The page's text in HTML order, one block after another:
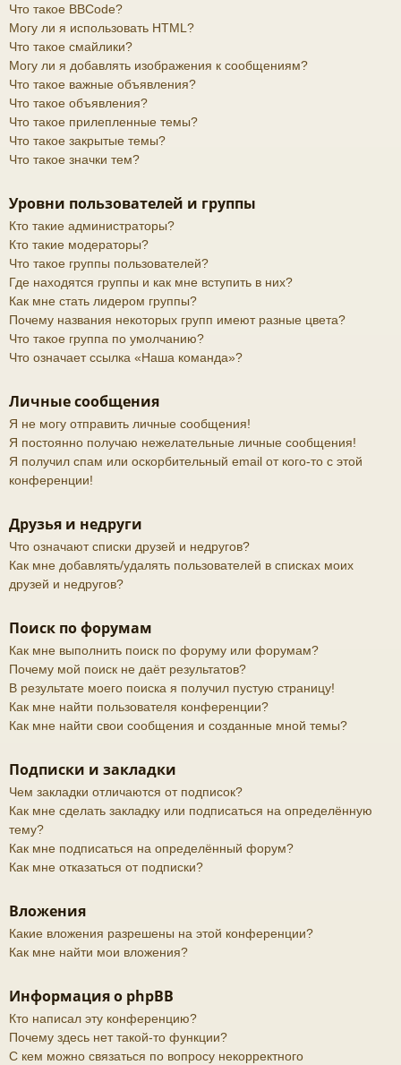
Что такое BBCode?
Могу ли я использовать HTML?
Что такое смайлики?
Могу ли я добавлять изображения к сообщениям?
Что такое важные объявления?
Что такое объявления?
Что такое прилепленные темы?
Что такое закрытые темы?
Что такое значки тем?
Уровни пользователей и группы
Кто такие администраторы?
Кто такие модераторы?
Что такое группы пользователей?
Где находятся группы и как мне вступить в них?
Как мне стать лидером группы?
Почему названия некоторых групп имеют разные цвета?
Что такое группа по умолчанию?
Что означает ссылка «Наша команда»?
Личные сообщения
Я не могу отправить личные сообщения!
Я постоянно получаю нежелательные личные сообщения!
Я получил спам или оскорбительный email от кого-то с этой
конференции!
Друзья и недруги
Что означают списки друзей и недругов?
Как мне добавлять/удалять пользователей в списках моих
друзей и недругов?
Поиск по форумам
Как мне выполнить поиск по форуму или форумам?
Почему мой поиск не даёт результатов?
В результате моего поиска я получил пустую страницу!
Как мне найти пользователя конференции?
Как мне найти свои сообщения и созданные мной темы?
Подписки и закладки
Чем закладки отличаются от подписок?
Как мне сделать закладку или подписаться на определённую
тему?
Как мне подписаться на определённый форум?
Как мне отказаться от подписки?
Вложения
Какие вложения разрешены на этой конференции?
Как мне найти мои вложения?
Информация о phpBB
Кто написал эту конференцию?
Почему здесь нет такой-то функции?
С кем можно связаться по вопросу некорректного